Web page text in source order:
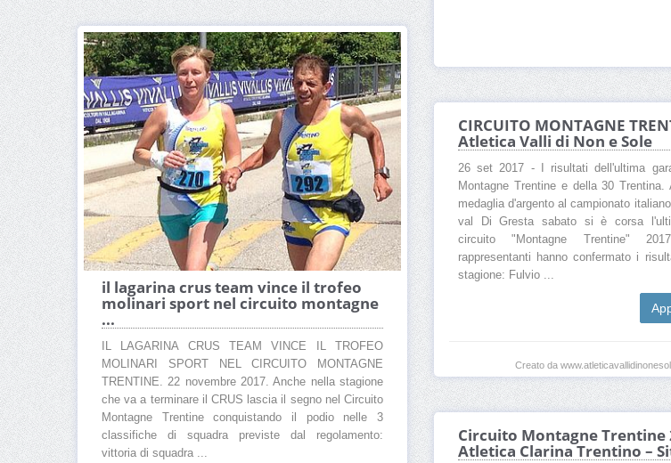
il lagarina crus team vince il trofeo
molinari sport nel circuito montagne
...
IL LAGARINA CRUS TEAM VINCE IL TROFEO
MOLINARI SPORT NEL CIRCUITO MONTAGNE
TRENTINE. 22 novembre 2017. Anche nella stagione
che va a terminare il CRUS lascia il segno nel Circuito
Montagne Trentine conquistando il podio nelle 3
classifiche di squadra previste dal regolamento:
vittoria di squadra ...
CIRCUITO MONTAGNE
Atletica Valli di Non e Sole
26 set 2017 - I risultati dell'ultima
Montagne Trentine e della 30 Trentina.
medaglia d'argento al campionato
val Di Gresta sabato si è corsa
circuito "Montagne Trentine"
rappresentanti hanno confermato i
stagione: Fulvio ...
Creato da
Circuito Montagne Trentine
Atletica Clarina Trentino –